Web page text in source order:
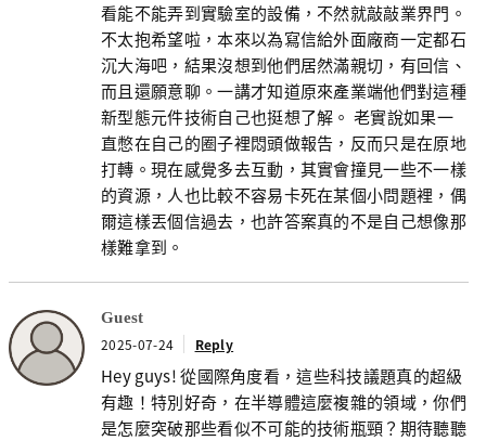
看能不能弄到實驗室的設備，不然就敲敲業界門。
不太抱希望啦，本來以為寫信給外面廠商一定都石
沉大海吧，結果沒想到他們居然滿親切，有回信、
而且還願意聊。一講才知道原來產業端他們對這種
新型態元件技術自己也挺想了解。 老實說如果一
直憋在自己的圈子裡悶頭做報告，反而只是在原地
打轉。現在感覺多去互動，其實會撞見一些不一樣
的資源，人也比較不容易卡死在某個小問題裡，偶
爾這樣丟個信過去，也許答案真的不是自己想像那
樣難拿到。
Guest
2025-07-24 Reply
Hey guys! 從國際角度看，這些科技議題真的超級
有趣！特別好奇，在半導體這麼複雜的領域，你們
是怎麼突破那些看似不可能的技術瓶頸？期待聽聽